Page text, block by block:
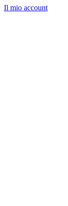
Il mio account